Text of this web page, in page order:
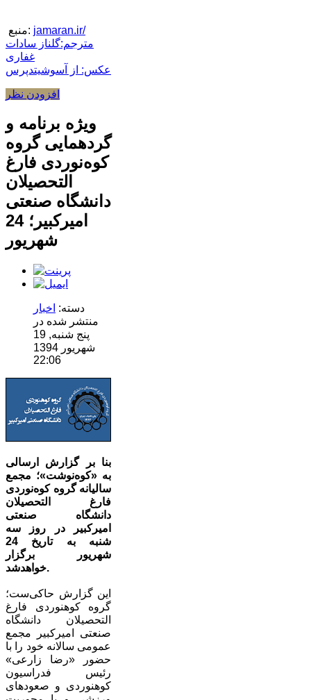
منبع: jamaran.ir/
مترجم:گلناز سادات
غفاری
عکس: از آسوشیتدپرس
افزودن نظر
ویژه برنامه و
گردهمایی گروه
کوه‌نوردی فارغ
التحصیلان
دانشگاه صنعتی
امیرکبیر؛ 24
شهریور
دسته: اخبار
منتشر شده در
پنج شنبه, 19
شهریور 1394
22:06
بنا بر گزارش ارسالی
به «کوه‌نوشت»؛ مجمع
سالیانه گروه کوه‌نوردی
فارغ التحصیلان
دانشگاه صنعتی
امیرکبیر در روز سه
شنبه به تاریخ 24
شهریور برگزار
خواهدشد.
این گزارش حاکی‌ست؛
گروه کوهنوردی فارغ
التحصیلان دانشگاه
صنعتی امیرکبیر مجمع
عمومی سالانه خود را با
حضور «رضا زارعی»
رئیس فدراسیون
کوهنوردی و صعودهای